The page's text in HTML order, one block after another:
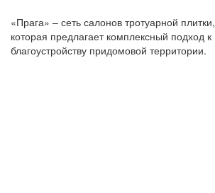
«Прага» – сеть салонов тротуарной плитки,
которая предлагает комплексный подход к
благоустройству придомовой территории.